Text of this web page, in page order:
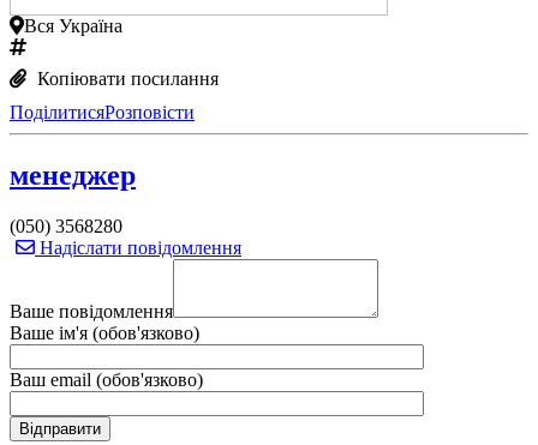
Вся Україна
Копіювати посилання
ПоділитисяРозповісти
менеджер
(050) 3568280
Надіслати повідомлення
Ваше повідомлення
Ваше ім'я (обов'язково)
Ваш email (обов'язково)